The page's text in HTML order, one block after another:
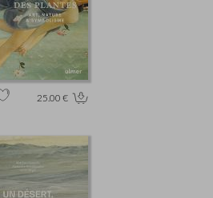
25.00 €